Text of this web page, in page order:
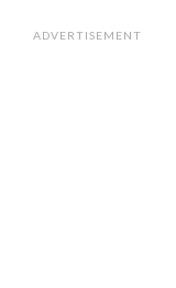
ADVERTISEMENT